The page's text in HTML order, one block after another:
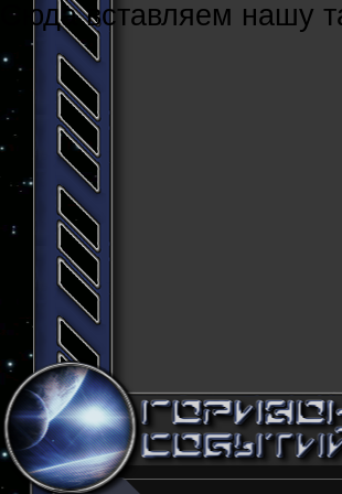
Cюда вставляем нашу